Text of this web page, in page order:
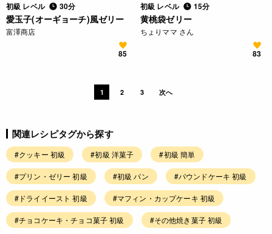
初級 レベル 30分
愛玉子(オーギョーチ)風ゼリー
富澤商店
85
初級 レベル 15分
黄桃袋ゼリー
ちょりママ さん
83
1 2 3 次へ
関連レシピタグから探す
#クッキー 初級 #初級 洋菓子 #初級 簡単
#プリン・ゼリー 初級 #初級 パン #パウンドケーキ 初級
#ドライイースト 初級 #マフィン・カップケーキ 初級
#チョコケーキ・チョコ菓子 初級 #その他焼き菓子 初級